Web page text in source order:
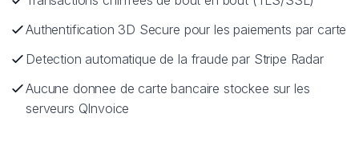
Authentification 3D Secure pour les paiements par carte
Detection automatique de la fraude par Stripe Radar
Aucune donnee de carte bancaire stockee sur les
serveurs QInvoice